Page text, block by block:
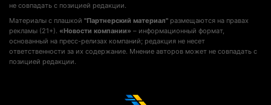
не совпадать с позицией редакции.
Материалы с плашкой "Партнерский материал" размещаются на правах
рекламы (21+). «Новости компании» – информационный формат,
основанный на пресс-релизах компаний; редакция не несет
ответственности за их содержание. Мнение авторов может не совпадать с
позицией редакции.